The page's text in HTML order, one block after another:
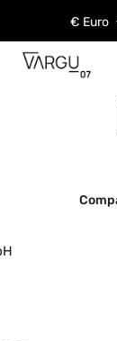
€ Euro